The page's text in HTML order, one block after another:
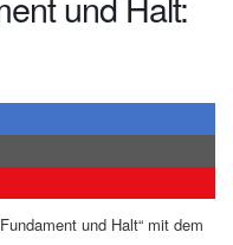
und Halt“ mit dem